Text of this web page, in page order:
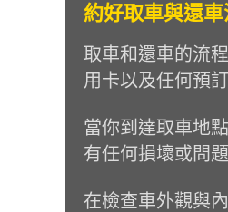
約好取車與還
取車和還車的流
用卡以及任何預
當你到達取車地
有任何損壞或問
在檢查車外觀與